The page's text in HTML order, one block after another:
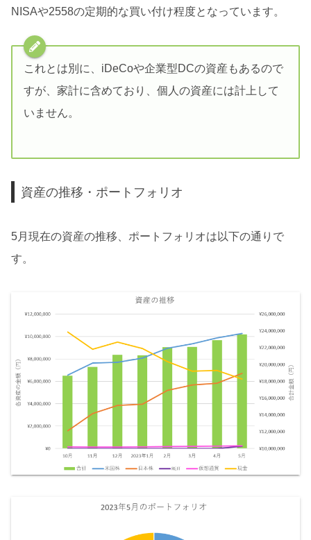
NISAや2558の定期的な買い付け程度となっています。
これとは別に、iDeCoや企業型DCの資産もあるので
すが、家計に含めており、個人の資産には計上して
いません。
資産の推移・ポートフォリオ
5月現在の資産の推移、ポートフォリオは以下の通りで
す。